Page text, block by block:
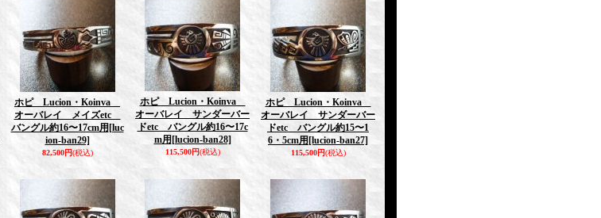
ホピ Lucion・Koinva
オーバレイ メイズetc
バングル約16〜17cm用 [luc
ion-ban29]
82,500円(税込)
ホピ Lucion・Koinva
オーバレイ サンダーバー
ドetc バングル約16〜17c
m用 [lucion-ban28]
115,500円(税込)
ホピ Lucion・Koinva
オーバレイ サンダーバー
ドetc バングル約15〜1
6・5cm用 [lucion-ban27]
115,500円(税込)